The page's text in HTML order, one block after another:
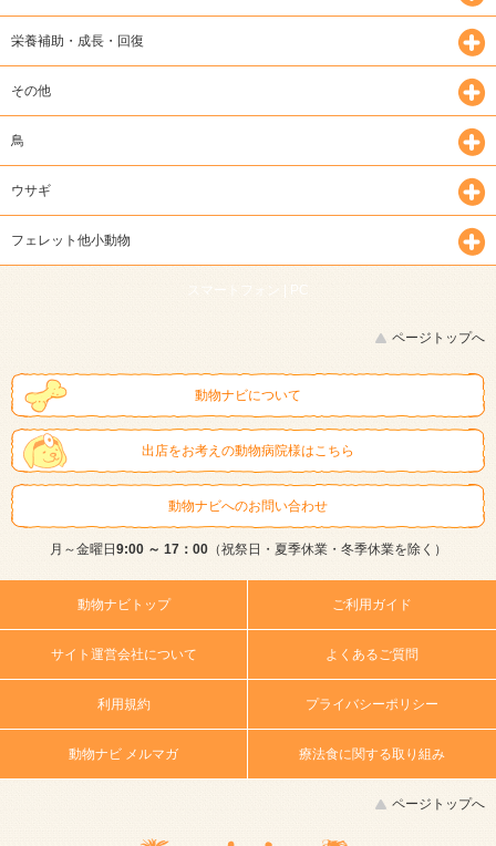
栄養補助・成長・回復
その他
鳥
ウサギ
フェレット他小動物
スマートフォン | PC
ページトップへ
動物ナビについて
出店をお考えの動物病院様はこちら
動物ナビへのお問い合わせ
月～金曜日9:00 ～ 17：00（祝祭日・夏季休業・冬季休業を除く）
動物ナビトップ ご利用ガイド
サイト運営会社について よくあるご質問
利用規約 プライバシーポリシー
動物ナビ メルマガ 療法食に関する取り組み
ページトップへ